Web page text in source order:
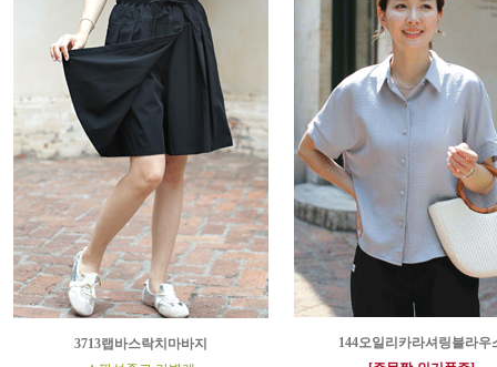
3713랩바스락치마바지
144오일리카라셔링블라우